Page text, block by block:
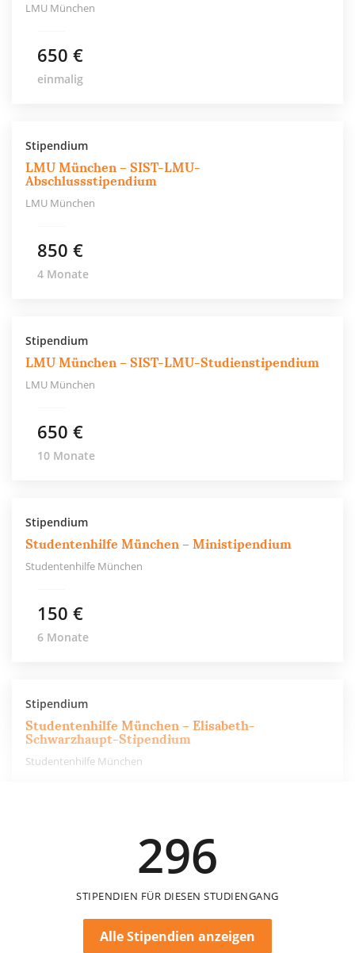
LMU München
650 €
einmalig
Stipendium
LMU München – SIST-LMU-
Abschlussstipendium
LMU München
850 €
4 Monate
Stipendium
LMU München – SIST-LMU-Studienstipendium
LMU München
650 €
10 Monate
Stipendium
Studentenhilfe München – Ministipendium
Studentenhilfe München
150 €
6 Monate
Stipendium
Studentenhilfe München – Elisabeth-
Schwarzhaupt-Stipendium
Studentenhilfe München
296
STIPENDIEN FÜR DIESEN STUDIENGANG
Alle Stipendien anzeigen